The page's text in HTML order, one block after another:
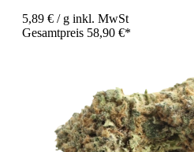
5,89 € / g inkl. MwSt
Gesamtpreis 58,90 €*